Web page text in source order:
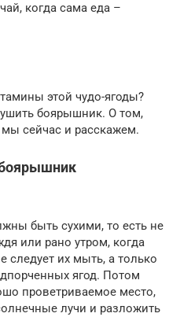
когда сама еда –
этой чудо-ягоды?
боярышник. О том,
мы сейчас и расскажем.
быть сухими, то есть не
или рано утром, когда
следует их мыть, а только
ягод. Потом
проветриваемое место,
лучи и разложить